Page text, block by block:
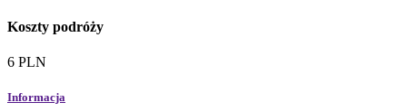
Koszty podróży
6 PLN
Informacja